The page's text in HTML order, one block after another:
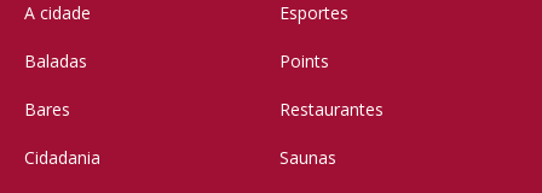
A cidade
Baladas
Bares
Cidadania
Esportes
Points
Restaurantes
Saunas